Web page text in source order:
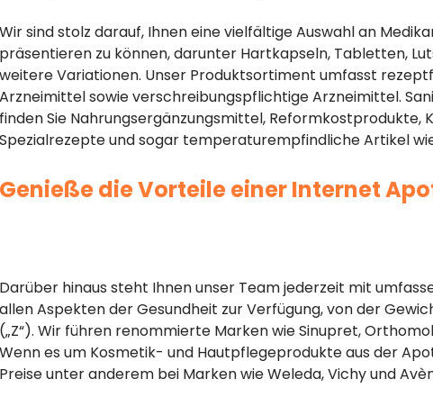
Wir sind stolz darauf, Ihnen eine vielfältige Auswahl an
präsentieren zu können, darunter Hartkapseln, Tabletten,
weitere Variationen. Unser Produktsortiment umfasst
Arzneimittel sowie verschreibungspflichtige Arzneimittel.
finden Sie Nahrungsergänzungsmittel, Reformkostprodukte,
Spezialrezepte und sogar temperaturempfindliche Artikel
Genieße die Vorteile einer Internet
Darüber hinaus steht Ihnen unser Team jederzeit mit
allen Aspekten der Gesundheit zur Verfügung, von der
(„Z“). Wir führen renommierte Marken wie Sinupret,
Wenn es um Kosmetik- und Hautpflegeprodukte aus der
Preise unter anderem bei Marken wie Weleda, Vichy und